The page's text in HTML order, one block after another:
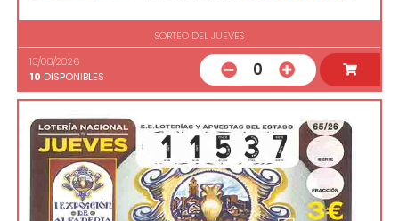
SORTEO DEL JUEVES
13/08/2026
10 DISPONIBLES 0